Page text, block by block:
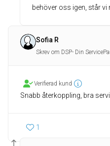
behöver oss igen, står vi
Sofia R
Skrev om DSP- Din
Verifierad kund
Snabb återkoppling, bra
1